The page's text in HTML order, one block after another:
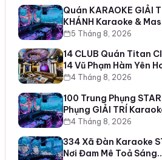
Quán KARAOKE GIẢI
KHÁNH Karaoke &
5 Tháng 8, 2026
14 CLUB Quán Titan
14 Vũ Phạm Hàm Yên
4 Tháng 8, 2026
100 Trung Phụng
Phụng GIẢI TRÍ
4 Tháng 8, 2026
334 Xã Đàn Karaoke
Nơi Đam Mê Toả